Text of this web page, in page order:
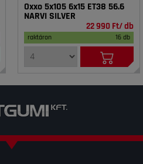
Oxxo 5x105 6x15 ET38 56.6
NARVI SILVER
22 990 Ft/ db
raktáron 16 db